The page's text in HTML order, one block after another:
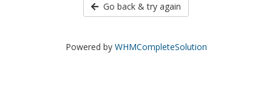
Go back & try again
Powered by WHMCompleteSolution